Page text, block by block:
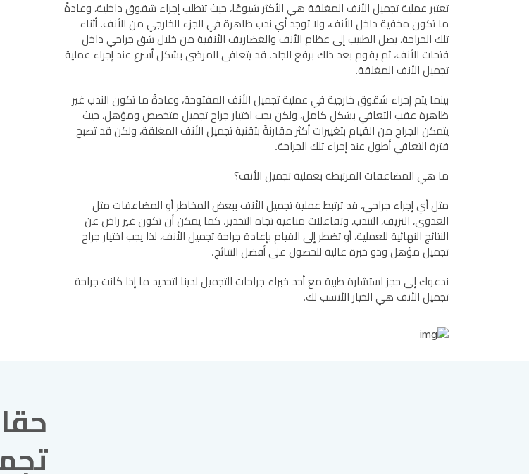
تعتبر عملية تجميل الأنف المغلقة هي الأكثر شيوعًا، حيث تتطلب إجراء شقوق داخلية، وعادةً
ما تكون مخفية داخل الأنف، ولا توجد أي ندب ظاهرة في الجزء الخارجي من الأنف. أثناء
تلك الجراحة، يصل الطبيب إلى عظام الأنف والغضاريف الأنفية من خلال شق جراحي داخل
فتحات الأنف، ثم يقوم بعد ذلك برفع الجلد. قد يتعافى المرضى بشكل أسرع عند إجراء عملية
تجميل الأنف المغلقة.
بينما يتم إجراء شقوق خارجية في عملية تجميل الأنف المفتوحة، وعادةً ما تكون الندب غير
ظاهرة عقب التعافي بشكل كامل، ولكن يجب اختيار جراح تجميل متخصص ومؤهل، حيث
يتمكن الجراح من القيام بتغييرات أكثر مقارنةً بتقنية تجميل الأنف المغلقة، ولكن قد تصبح
فترة التعافي أطول عند إجراء تلك الجراحة.
ما هي المضاعفات المرتبطة بعملية تجميل الأنف؟
مثل أي إجراء جراحي، قد ترتبط عملية تجميل الأنف ببعض المخاطر أو المضاعفات مثل
العدوى، النزيف، التندب، وتفاعلات مناعية تجاه التخدير. كما يمكن أن تكون غير راض عن
النتائج النهائية للعملية، أو تضطر إلى القيام بإعادة جراحة تجميل الأنف، لذا يجب اختيار جراح
تجميل مؤهل وذو خبرة عالية للحصول على أفضل النتائج.
ندعوك إلى حجز استشارة طبية مع أحد خبراء جراحات التجميل لدينا لتحديد ما إذا كانت جراحة
تجميل الأنف هي الخيار الأنسب لك.